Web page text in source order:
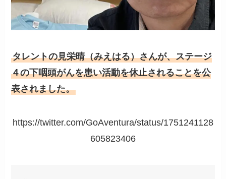
タレントの見栄晴（みえはる）さんが、ステージ
４の下咽頭がんを患い活動を休止されることを公
表されました。
https://twitter.com/GoAventura/status/1751241128
605823406